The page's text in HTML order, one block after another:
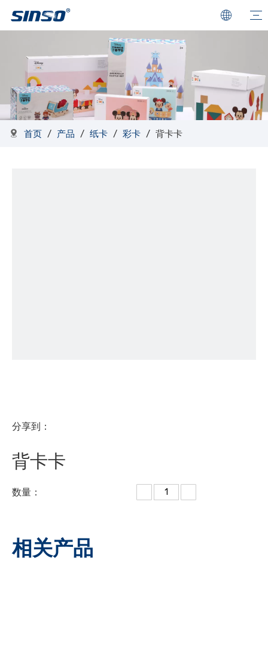
首页 / 产品 / 纸卡 / 彩卡 / 背卡卡
分享到：
背卡卡
数量：
询价
相关产品